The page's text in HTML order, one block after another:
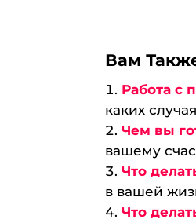
Вам
Работа с
каких
Чем вы
вашему
Что
в вашей
Что